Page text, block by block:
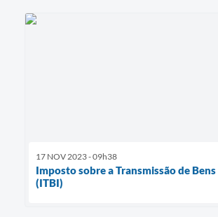
17 NOV 2023 - 09h38
Imposto sobre a Transmissão de
(ITBI)